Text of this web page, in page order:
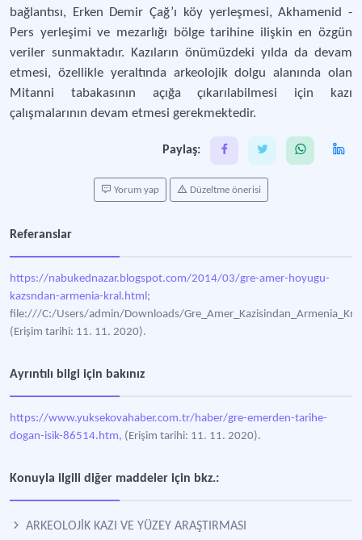
bağlantısı, Erken Demir Çağ’ı köy yerleşmesi, Akhamenid -
Pers yerleşimi ve mezarlığı bölge tarihine ilişkin en özgün
veriler sunmaktadır. Kazıların önümüzdeki yılda da devam
etmesi, özellikle yeraltında arkeolojik dolgu alanında olan
Mitanni tabakasının açığa çıkarılabilmesi için kazı
çalışmalarının devam etmesi gerekmektedir.
Paylaş:
Yorum yap Düzeltme önerisi
Referanslar
https://nabukednazar.blogspot.com/2014/03/gre-amer-hoyugu-
kazsndan-armenia-kral.html;
file:///C:/Users/admin/Downloads/
(Erişim tarihi: 11. 11. 2020).
Ayrıntılı bilgi için bakınız
https://www.yuksekovahaber.com.tr/haber/gre-emerden-tarihe-
dogan-isik-86514.htm, (Erişim tarihi: 11. 11. 2020).
Konuyla ilgili diğer maddeler için bkz.:
ARKEOLOJİK KAZI VE YÜZEY ARAŞTIRMASI